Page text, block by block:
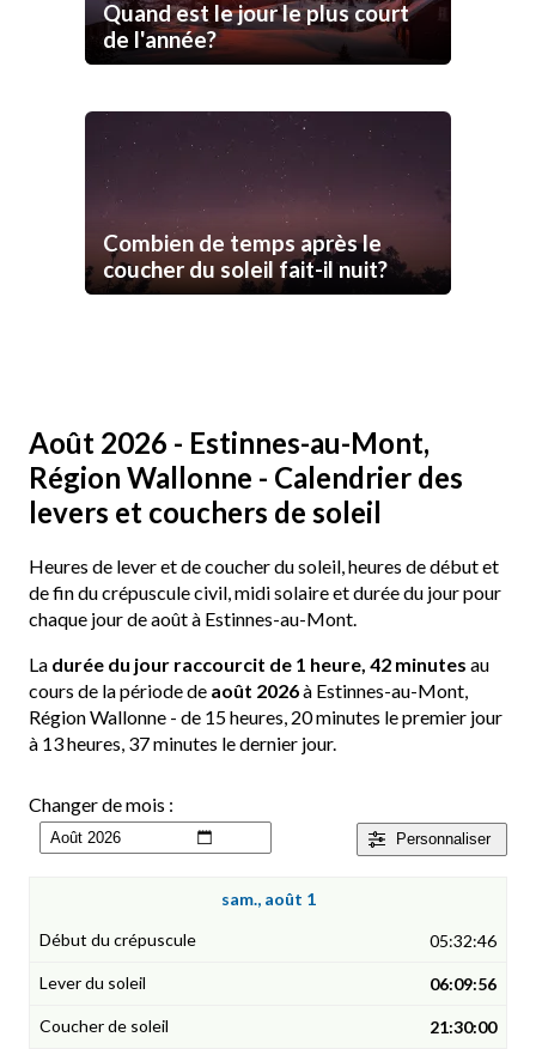
Quand est le jour le plus court
de l'année?
Combien de temps après le
coucher du soleil fait-il nuit?
Août 2026 - Estinnes-au-Mont,
Région Wallonne - Calendrier des
levers et couchers de soleil
Heures de lever et de coucher du soleil, heures de début et
de fin du crépuscule civil, midi solaire et durée du jour pour
chaque jour de août à Estinnes-au-Mont.
La durée du jour raccourcit de 1 heure, 42 minutes au
cours de la période de août 2026à Estinnes-au-Mont,
Région Wallonne - de 15 heures, 20 minutes le premier jour
à 13 heures, 37 minutes le dernier jour.
Personnaliser
Changer de mois :
sam., août 1
05:32:46
06:09:56
21:30:00